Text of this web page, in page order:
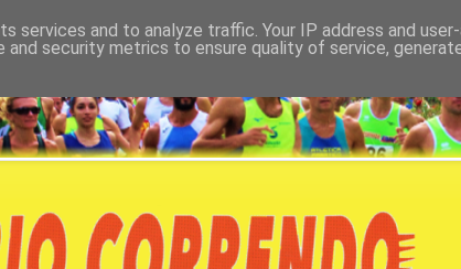
services and to analyze traffic. Your IP address and
and security metrics to ensure quality of service,